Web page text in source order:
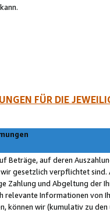
FÜR DIE
Beträge, auf deren
gesetzlich verpflichtet
Zahlung und Abgeltung der
relevante Informationen von
können wir (kumulativ zu